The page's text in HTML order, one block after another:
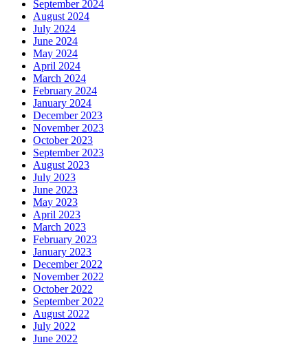
September 2024
August 2024
July 2024
June 2024
May 2024
April 2024
March 2024
February 2024
January 2024
December 2023
November 2023
October 2023
September 2023
August 2023
July 2023
June 2023
May 2023
April 2023
March 2023
February 2023
January 2023
December 2022
November 2022
October 2022
September 2022
August 2022
July 2022
June 2022